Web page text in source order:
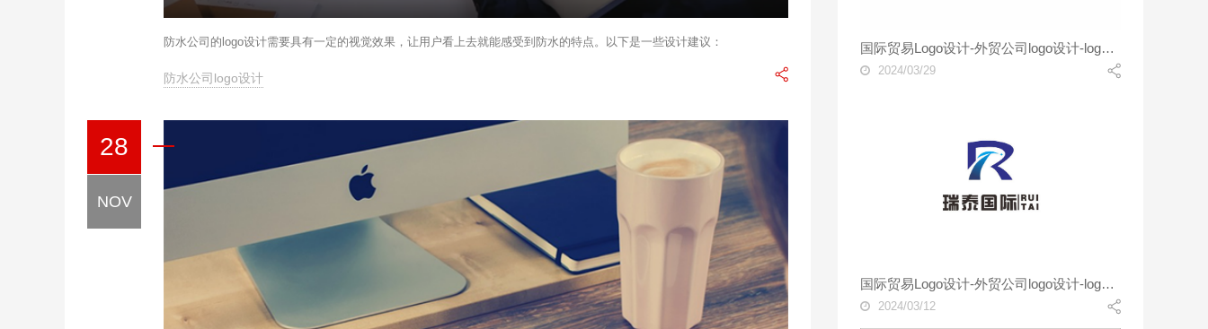
防水公司的logo设计需要具有一定的视觉效果，让用户看上去就能感受到防水的特点。以下是一些设计建议：
防水公司logo设计
28
NOV
国际贸易Logo设计-外贸公司logo设计-logo设计公司
2024/03/29
国际贸易Logo设计-外贸公司logo设计-logo设计公司
2024/03/12